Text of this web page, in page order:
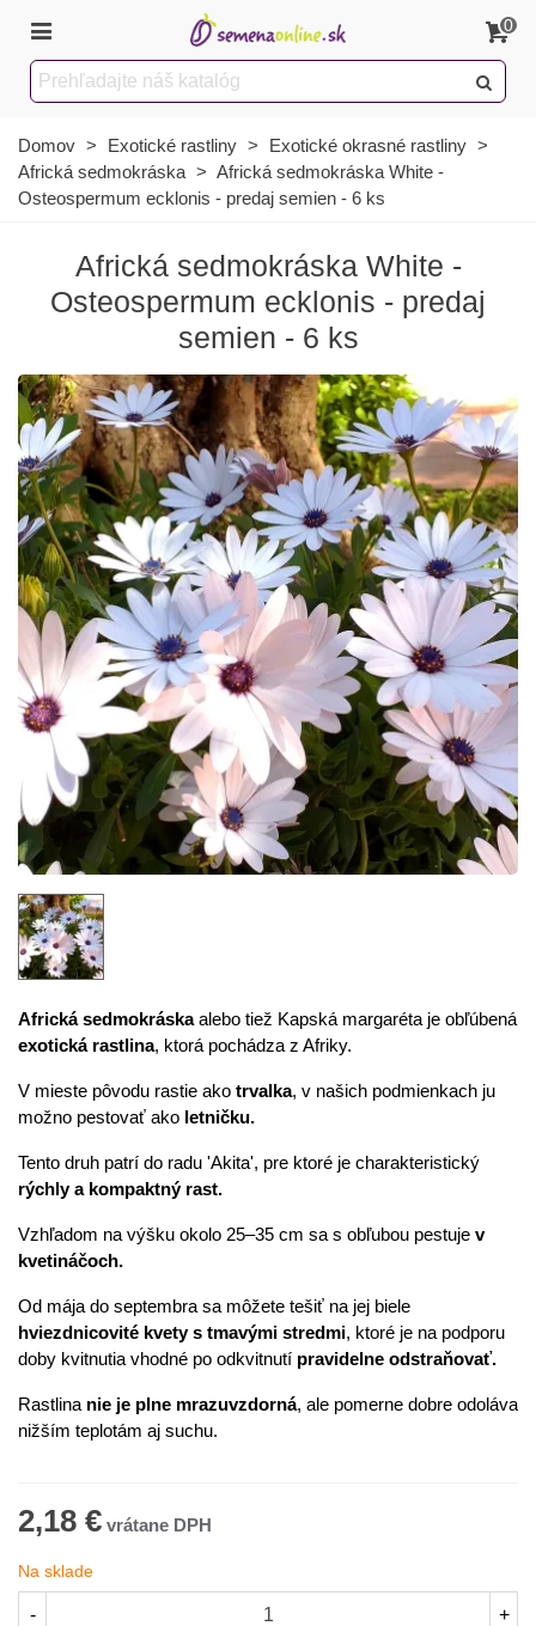
0
Domov > Exotické rastliny > Exotické okrasné rastliny >
Africká sedmokráska > Africká sedmokráska White -
Osteospermum ecklonis - predaj semien - 6 ks
Africká sedmokráska White -
Osteospermum ecklonis - predaj
semien - 6 ks
Africká sedmokráskaalebo tiež Kapská margaréta je obľúbená
exotická rastlina, ktorá pochádza z Afriky.
V mieste pôvodu rastie ako trvalka, v našich podmienkach ju
možno pestovať ako letničku.
Tento druh patrí do radu 'Akita', pre ktoré je charakteristický
rýchly a kompaktný rast.
Vzhľadom na výšku okolo 25–35 cm sa s obľubou pestuje v
kvetináčoch.
Od mája do septembra sa môžete tešiť na jej biele
hviezdnicovité kvety s tmavými stredmi, ktoré je na podporu
doby kvitnutia vhodné po odkvitnutí pravidelne odstraňovať.
Rastlina nie je plne mrazuvzdorná, ale pomerne dobre odoláva
nižším teplotám aj suchu.
2,18 €
Na sklade
- +